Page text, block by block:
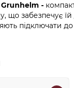
Grunhelm -
що забезпечує
підключати